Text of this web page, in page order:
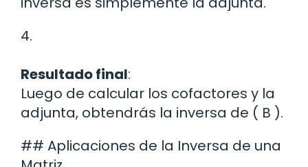
4.
Resultado final:
Luego de calcular los cofactores y la
adjunta, obtendrás la inversa de ( B ).
## Aplicaciones de la Inversa de una